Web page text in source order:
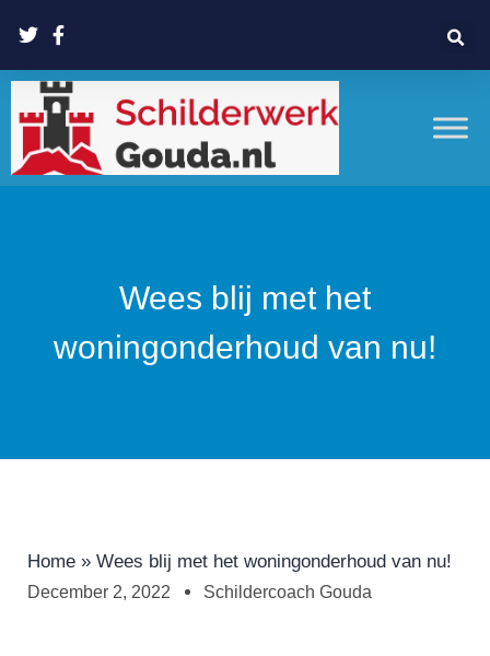
Wees blij met het
woningonderhoud van nu!
Home » Wees blij met het woningonderhoud van nu!
December 2, 2022 Schildercoach Gouda